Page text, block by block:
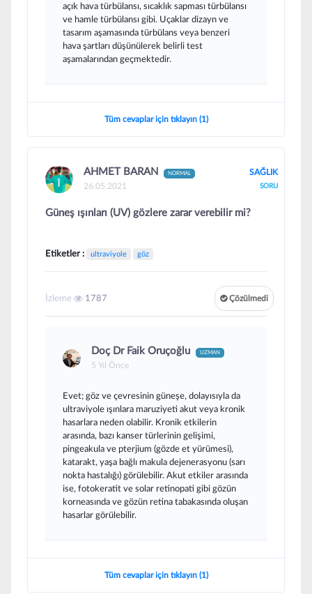
açık hava türbülansı, sıcaklık sapması türbülansı
ve hamle türbülansı gibi. Uçaklar dizayn ve
tasarım aşamasında türbülans veya benzeri
hava şartları düşünülerek belirli test
aşamalarından geçmektedir.
Tüm cevaplar için tıklayın (1)
AHMET BARAN NORMAL
26.05.2021
SAĞLIK
SORU
Güneş ışınları (UV) gözlere zarar verebilir mi?
Etiketler : ultraviyole göz
Çözülmedi
İzleme 1787
Doç Dr Faik Oruçoğlu UZMAN
5 Yıl Önce
Evet; göz ve çevresinin güneşe, dolayısıyla da
ultraviyole ışınlara maruziyeti akut veya kronik
hasarlara neden olabilir. Kronik etkilerin
arasında, bazı kanser türlerinin gelişimi,
pingeakula ve pterjium (gözde et yürümesi),
katarakt, yaşa bağlı makula dejenerasyonu (sarı
nokta hastalığı) görülebilir. Akut etkiler arasında
ise, fotokeratit ve solar retinopati gibi gözün
korneasında ve gözün retina tabakasında oluşan
hasarlar görülebilir.
Tüm cevaplar için tıklayın (1)